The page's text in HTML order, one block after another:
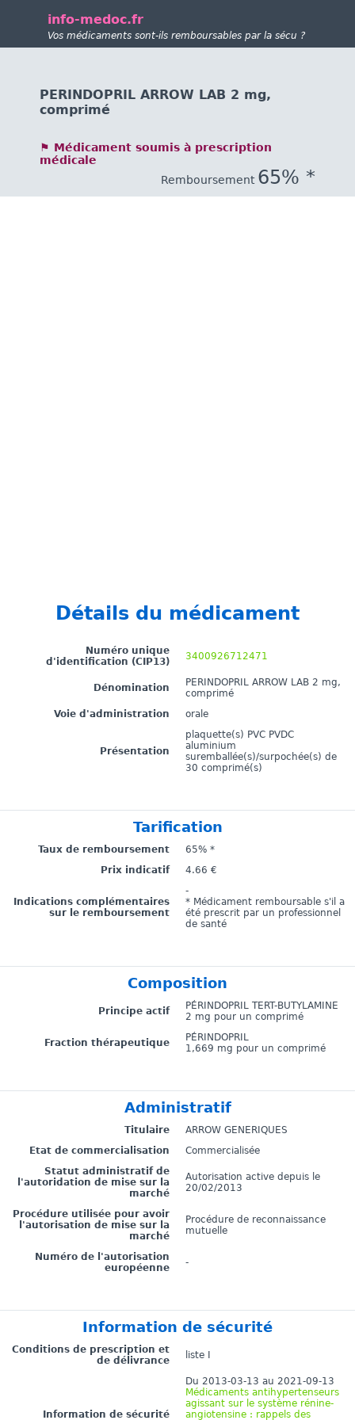
info-medoc.fr
Vos médicaments sont-ils remboursables par la sécu ?
PERINDOPRIL ARROW LAB 2 mg,
comprimé
⚑ Médicament soumis à prescription
médicale
Remboursement 65% *
Détails du médicament
Numéro unique
d'identification (CIP13)
3400926712471
Dénomination
PERINDOPRIL ARROW LAB 2 mg,
comprimé
Voie d'administration
orale
Présentation
plaquette(s) PVC PVDC
aluminium
suremballée(s)/surpochée(s) de
30 comprimé(s)
Tarification
Taux de remboursement
65% *
Prix indicatif
4.66 €
Indications complémentaires
sur le remboursement
-
* Médicament remboursable s'il a
été prescrit par un professionnel
de santé
Composition
Principe actif
PÉRINDOPRIL TERT-BUTYLAMINE
2 mg pour un comprimé
Fraction thérapeutique
PÉRINDOPRIL
1,669 mg pour un comprimé
Administratif
Titulaire
ARROW GENERIQUES
Etat de commercialisation
Commercialisée
Statut administratif de
l'autoridation de mise sur la
marché
Autorisation active depuis le
20/02/2013
Procédure utilisée pour avoir
l'autorisation de mise sur la
marché
Procédure de reconnaissance
mutuelle
Numéro de l'autorisation
européenne
-
Information de sécurité
Conditions de prescription et
de délivrance
liste I
Information de sécurité
Du 2013-03-13 au 2021-09-13
Médicaments antihypertenseurs
agissant sur le système rénine-
angiotensine : rappels des